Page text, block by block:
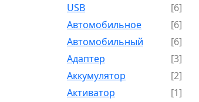
USB
[6]
Автомобильное
[6]
Автомобильный
[6]
Адаптер
[3]
Аккумулятор
[2]
Активатор
[1]